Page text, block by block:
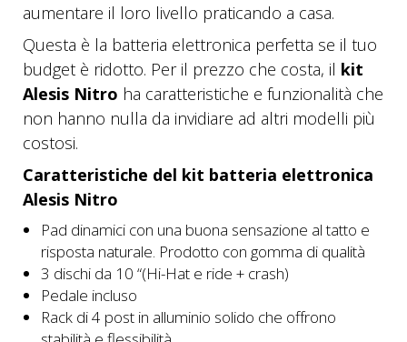
aumentare il loro livello praticando a casa.
Questa è la batteria elettronica perfetta se il tuo
budget è ridotto. Per il prezzo che costa, il kit
Alesis Nitro ha caratteristiche e funzionalità che
non hanno nulla da invidiare ad altri modelli più
costosi.
Caratteristiche del kit batteria elettronica
Alesis Nitro
Pad dinamici con una buona sensazione al tatto e
risposta naturale. Prodotto con gomma di qualità
3 dischi da 10 “(Hi-Hat e ride + crash)
Pedale incluso
Rack di 4 post in alluminio solido che offrono